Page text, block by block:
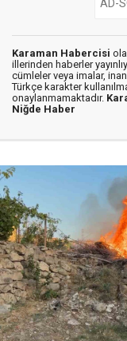
Karaman Habercisi
illerinden haberler
cümleler veya imalar,
Türkçe karakter
onaylanmamaktadır.
Niğde Haber